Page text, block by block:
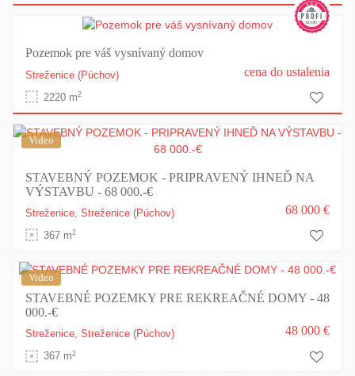
Pozemok pre váš vysnívaný domov
Streženice (Púchov)
2220 m2
cena do ustalenia
Video
STAVEBNÝ POZEMOK - PRIPRAVENÝ IHNEĎ NA
VÝSTAVBU - 68 000.-€
Streženice, Streženice (Púchov)
367 m2
68 000 €
Video
STAVEBNÉ POZEMKY PRE REKREAČNÉ DOMY - 48
000.-€
Streženice, Streženice (Púchov)
367 m2
48 000 €